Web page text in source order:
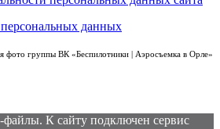
данных
фото группы ВК «Беспилотники | Аэросъемка в Орле»
файлы. К cайту подключен сервис